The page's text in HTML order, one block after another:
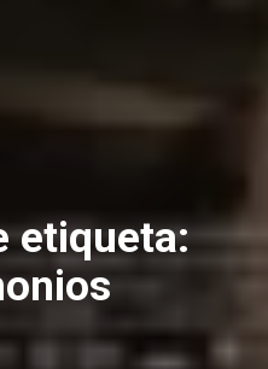
etiqueta: